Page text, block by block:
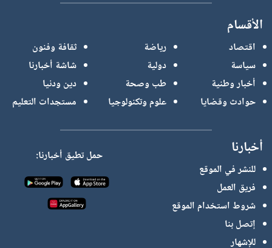
الأقسام
ثقافة وفنون
شاشة أخبارنا
دين ودنيا
مستجدات التعليم
رياضة
دولية
طب وصحة
علوم وتكنولوجيا
اقتصاد
سياسة
أخبار وطنية
حوادث وقضايا
حمل تطيق أخبارنا: أخبارنا
للنشر في الموقع
فريق العمل
شروط استخدام الموقع
إتصل بنا
للإشهار